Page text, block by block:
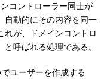
コントローラー同士が
自動的にその内容を同一
れが、ドメインコントロ
と呼ばれる処理である。
ユーザーを作成する